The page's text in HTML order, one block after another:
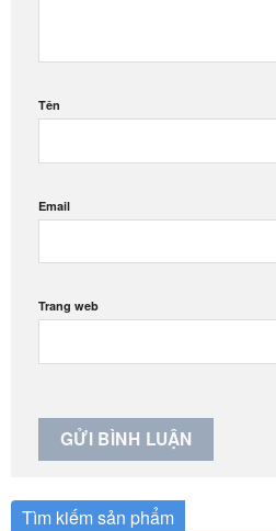
Tên
Email
Trang web
Tìm kiếm sản phẩm